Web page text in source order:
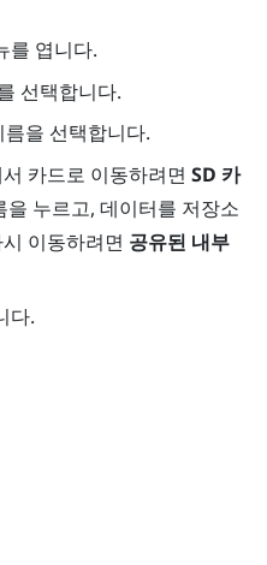
를 엽니다.
선택합니다.
을 선택합니다.
카드로 이동하려면 SD 카
누르고, 데이터를 저장소
이동하려면 공유된 내부
다.